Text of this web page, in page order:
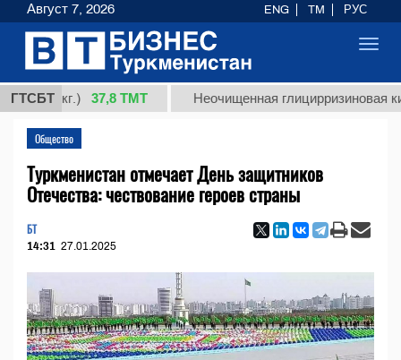
ГТСБТ
(кг.) 37,8 ТМТ Неочищенная глицирризиновая
Общество
Туркменистан отмечает День защитников
Отечества: чествование героев страны
БТ
14:31 27.01.2025
Август 7, 2026 ENG TM РУС